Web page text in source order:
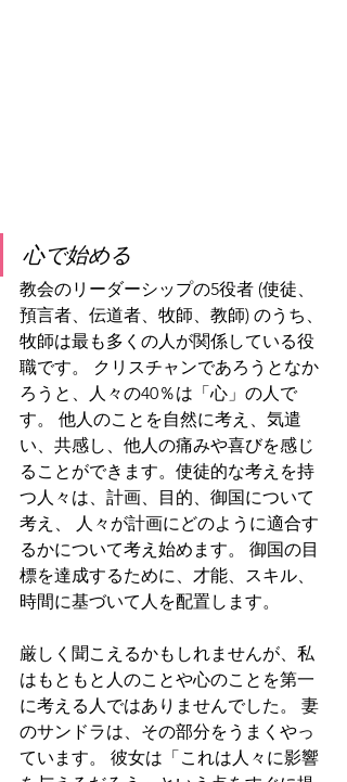
心で始める
教会のリーダーシップの5役者 (使徒、
預言者、伝道者、牧師、教師) のうち、
牧師は最も多くの人が関係している役
職です。 クリスチャンであろうとなか
ろうと、人々の40％は「心」の人で
す。 他人のことを自然に考え、気遣
い、共感し、他人の痛みや喜びを感じ
ることができます。使徒的な考えを持
つ人々は、計画、目的、御国について
考え、 人々が計画にどのように適合す
るかについて考え始めます。 御国の目
標を達成するために、才能、スキル、
時間に基づいて人を配置します。
厳しく聞こえるかもしれませんが、私
はもともと人のことや心のことを第一
に考える人ではありませんでした。 妻
のサンドラは、その部分をうまくやっ
ています。 彼女は「これは人々に影響